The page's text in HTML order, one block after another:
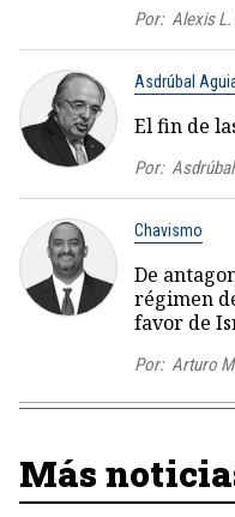
Por: Alexis
Asdrúbal
El fin de
Por:
Chavismo
De
régimen
favor de
Por: Arturo
Más